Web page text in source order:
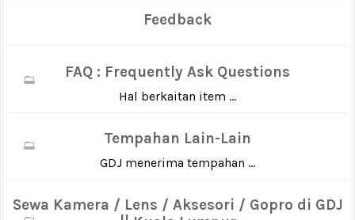
Feedback
FAQ : Frequently Ask Questions
Hal berkaitan item ...
Tempahan Lain-Lain
GDJ menerima tempahan ...
Sewa Kamera / Lens / Aksesori / Gopro di GDJ